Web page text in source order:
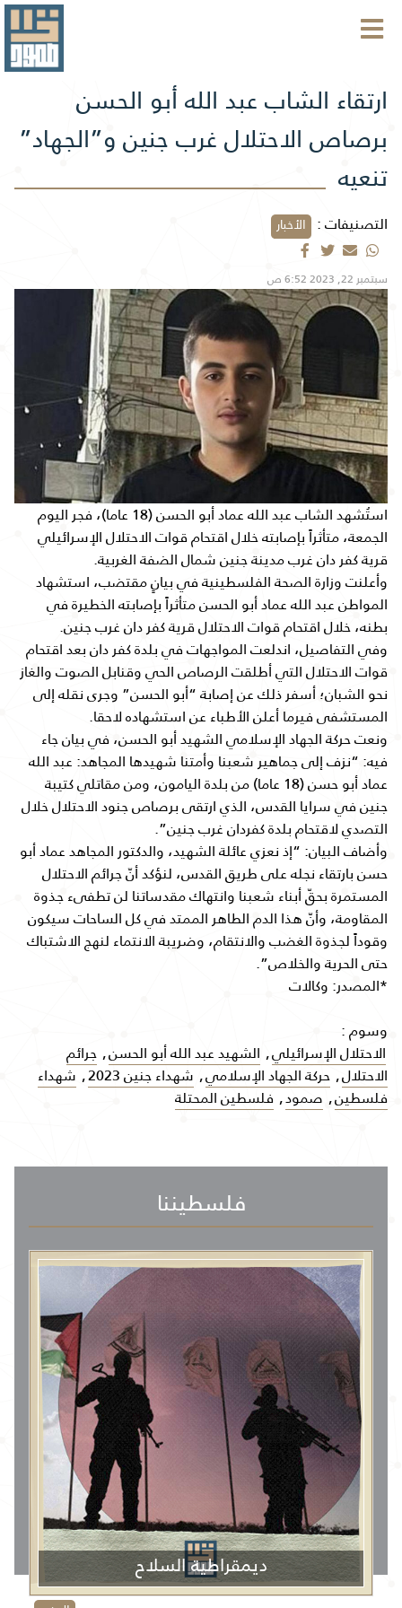
ارتقاء الشاب عبد الله أبو الحسن
برصاص الاحتلال غرب جنين و”الجهاد”
تنعيه
التصنيفات : الأخبار
سبتمبر 22, 2023 6:52 ص
استُشهد الشاب عبد الله عماد أبو الحسن (18 عاما)، فجر اليوم
الجمعة، متأثراً بإصابته خلال اقتحام قوات الاحتلال الإسرائيلي
قرية كفر دان غرب مدينة جنين شمال الضفة الغربية.
وأعلنت وزارة الصحة الفلسطينية في بيانٍ مقتضب، استشهاد
المواطن عبد الله عماد أبو الحسن متأثراً بإصابته الخطيرة في
بطنه، خلال اقتحام قوات الاحتلال قرية كفر دان غرب جنين.
وفي التفاصيل، اندلعت المواجهات في بلدة كفر دان بعد اقتحام
قوات الاحتلال التي أطلقت الرصاص الحي وقنابل الصوت والغاز
نحو الشبان؛ أسفر ذلك عن إصابة “أبو الحسن” وجرى نقله إلى
المستشفى فيرما أعلن الأطباء عن استشهاده لاحقا.
ونعت حركة الجهاد الإسلامي الشهيد أبو الحسن، في بيان جاء
فيه: “نزف إلى جماهير شعبنا وأمتنا شهيدها المجاهد: عبد الله
عماد أبو حسن (18 عاما) من بلدة اليامون، ومن مقاتلي كتيبة
جنين في سرايا القدس، الذي ارتقى برصاص جنود الاحتلال خلال
التصدي لاقتحام بلدة كفردان غرب جنين”.
وأضاف البيان: “إذ نعزي عائلة الشهيد، والدكتور المجاهد عماد أبو
حسن بارتقاء نجله على طريق القدس، لنؤكد أنّ جرائم الاحتلال
المستمرة بحقّ أبناء شعبنا وانتهاك مقدساتنا لن تطفىء جذوة
المقاومة، وأنّ هذا الدم الطاهر الممتد في كل الساحات سيكون
وقوداً لجذوة الغضب والانتقام، وضريبة الانتماء لنهج الاشتباك
حتى الحرية والخلاص”.
*المصدر: وكالات
وسوم :
الاحتلال الإسرائيلي, الشهيد عبد الله أبو الحسن, جرائم
الاحتلال, حركة الجهاد الإسلامي, شهداء جنين 2023 , شهداء
فلسطين, صمود, فلسطين المحتلة
فلسطيننا
ديمقراطية السلاح